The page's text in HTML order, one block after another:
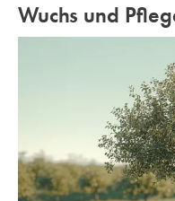
Wuchs und